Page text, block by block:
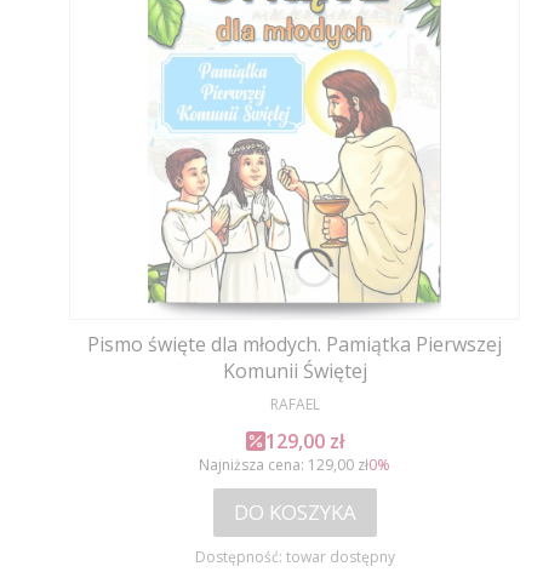
Pismo święte dla młodych. Pamiątka Pierwszej
Komunii Świętej
PRODUCENT
RAFAEL
Cena promocyjna
129,00 zł
Najniższa cena: 129,00 zł0%
DO KOSZYKA
Dostępność: towar dostępny